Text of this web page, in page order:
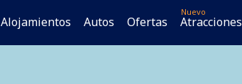
Alojamientos Autos Ofertas
Nuevo
Atracciones